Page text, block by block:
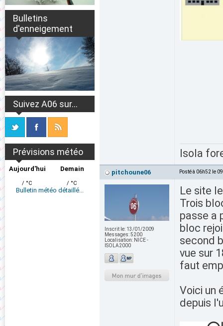
Bulletins
d'enneigement
Suivez A06 sur...
Prévisions météo
Aujourd'hui
/ °C
Demain
/ °C
Bulletin météo détaillé...
Isola
pitchoune06 Posté à 06h52 le
Inscrit le: 13/01/2009
Messages:5200
Localisation: NICE -
ISOLA2000
Le site
Trois
passe a
bloc
second
vue sur
faut
Voici un
depuis